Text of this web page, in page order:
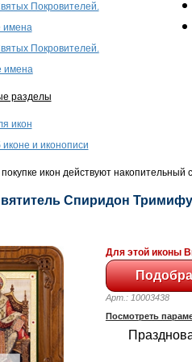
Покровителей.
имена
Покровителей.
имена
разделы
икон
иконе и иконописи
икон действуют накопительный
Спиридон
Для этой иконы
Арт.: 10003438
Посмотреть